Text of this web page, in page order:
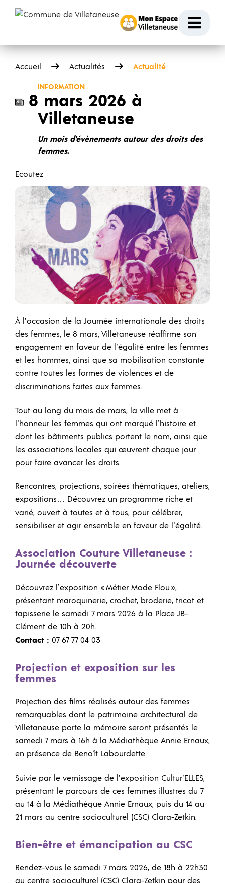
Accueil Actualités Actualité
INFORMATION
8 mars 2026 à
Villetaneuse
Un mois d'évènements autour des droits des
femmes.
Ecoutez
À l’occasion de la Journée internationale des droits
des femmes, le 8 mars, Villetaneuse réaffirme son
engagement en faveur de l’égalité entre les femmes
et les hommes, ainsi que sa mobilisation constante
contre toutes les formes de violences et de
discriminations faites aux femmes.
Tout au long du mois de mars, la ville met à
l’honneur les femmes qui ont marqué l’histoire et
dont les bâtiments publics portent le nom, ainsi que
les associations locales qui œuvrent chaque jour
pour faire avancer les droits.
Rencontres, projections, soirées thématiques, ateliers,
expositions… Découvrez un programme riche et
varié, ouvert à toutes et à tous, pour célébrer,
sensibiliser et agir ensemble en faveur de l’égalité.
Association Couture Villetaneuse :
Journée découverte
Découvrez l’exposition « Métier Mode Flou »,
présentant maroquinerie, crochet, broderie, tricot et
tapisserie le samedi 7 mars 2026 à la Place JB-
Clément de 10h à 20h.
Contact : 07 67 77 04 03
Projection et exposition sur les
femmes
Projection des films réalisés autour des femmes
remarquables dont le patrimoine architectural de
Villetaneuse porte la mémoire seront présentés le
samedi 7 mars à 16h à la Médiathèque Annie Ernaux,
en présence de Benoît Labourdette.
Suivie par le vernissage de l’exposition Cultur’ELLES,
présentant le parcours de ces femmes illustres du 7
au 14 à la Médiathèque Annie Ernaux, puis du 14 au
21 mars au centre socioculturel (CSC) Clara-Zetkin.
Bien-être et émancipation au CSC
Rendez-vous le samedi 7 mars 2026, de 18h à 22h30
au centre socioculturel (CSC) Clara-Zetkin pour des